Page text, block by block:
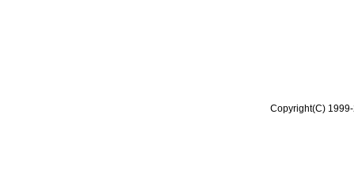
Copyright(C)